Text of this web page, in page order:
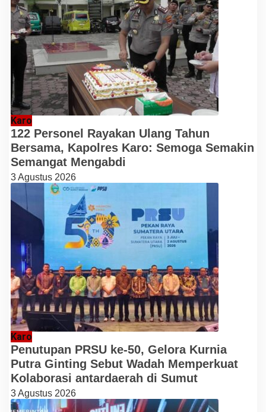
Karo
122 Personel Rayakan Ulang Tahun
Bersama, Kapolres Karo: Semoga Semakin
Semangat Mengabdi
3 Agustus 2026
Karo
Penutupan PRSU ke-50, Gelora Kurnia
Putra Ginting Sebut Wadah Memperkuat
Kolaborasi antardaerah di Sumut
3 Agustus 2026